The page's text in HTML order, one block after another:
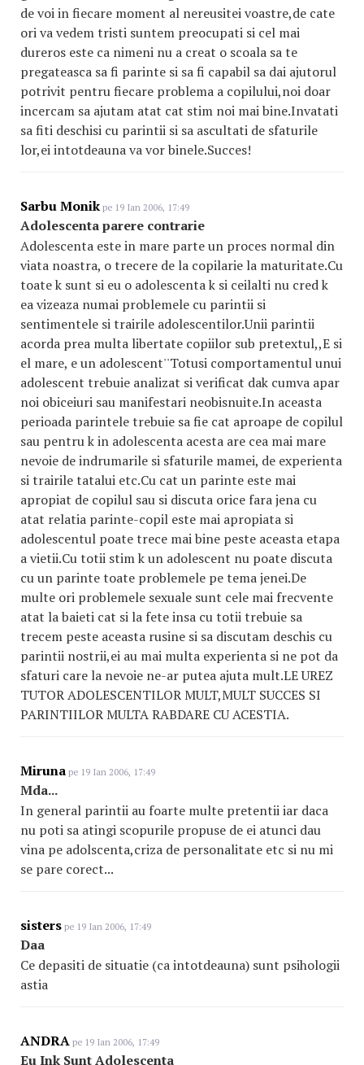
de voi in fiecare moment al nereusitei voastre,de cate
ori va vedem tristi suntem preocupati si cel mai
dureros este ca nimeni nu a creat o scoala sa te
pregateasca sa fi parinte si sa fi capabil sa dai ajutorul
potrivit pentru fiecare problema a copilului,noi doar
incercam sa ajutam atat cat stim noi mai bine.Invatati
sa fiti deschisi cu parintii si sa ascultati de sfaturile
lor,ei intotdeauna va vor binele.Succes!
Sarbu Monik pe 19 Ian 2006, 17:49
Adolescenta parere contrarie
Adolescenta este in mare parte un proces normal din
viata noastra, o trecere de la copilarie la maturitate.Cu
toate k sunt si eu o adolescenta k si ceilalti nu cred k
ea vizeaza numai problemele cu parintii si
sentimentele si trairile adolescentilor.Unii parintii
acorda prea multa libertate copiilor sub pretextul,,E si
el mare, e un adolescent''Totusi comportamentul unui
adolescent trebuie analizat si verificat dak cumva apar
noi obiceiuri sau manifestari neobisnuite.In aceasta
perioada parintele trebuie sa fie cat aproape de copilul
sau pentru k in adolescenta acesta are cea mai mare
nevoie de indrumarile si sfaturile mamei, de experienta
si trairile tatalui etc.Cu cat un parinte este mai
apropiat de copilul sau si discuta orice fara jena cu
atat relatia parinte-copil este mai apropiata si
adolescentul poate trece mai bine peste aceasta etapa
a vietii.Cu totii stim k un adolescent nu poate discuta
cu un parinte toate problemele pe tema jenei.De
multe ori problemele sexuale sunt cele mai frecvente
atat la baieti cat si la fete insa cu totii trebuie sa
trecem peste aceasta rusine si sa discutam deschis cu
parintii nostrii,ei au mai multa experienta si ne pot da
sfaturi care la nevoie ne-ar putea ajuta mult.LE UREZ
TUTOR ADOLESCENTILOR MULT,MULT SUCCES SI
PARINTIILOR MULTA RABDARE CU ACESTIA.
Miruna pe 19 Ian 2006, 17:49
Mda...
In general parintii au foarte multe pretentii iar daca
nu poti sa atingi scopurile propuse de ei atunci dau
vina pe adolscenta,criza de personalitate etc si nu mi
se pare corect...
sisters pe 19 Ian 2006, 17:49
Daa
Ce depasiti de situatie (ca intotdeauna) sunt psihologii
astia
ANDRA pe 19 Ian 2006, 17:49
Eu Ink Sunt Adolescenta